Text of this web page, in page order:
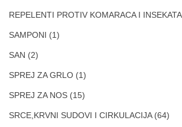
REPELENTI PROTIV KOMARACA I INSEKATA
SAMPONI (1)
SAN (2)
SPREJ ZA GRLO (1)
SPREJ ZA NOS (15)
SRCE,KRVNI SUDOVI I CIRKULACIJA (64)